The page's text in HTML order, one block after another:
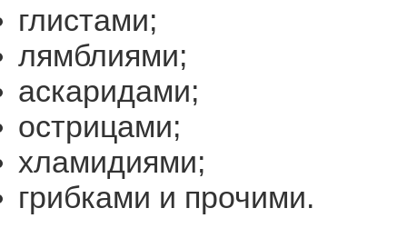
глистами;
лямблиями;
аскаридами;
острицами;
хламидиями;
грибками и прочими.